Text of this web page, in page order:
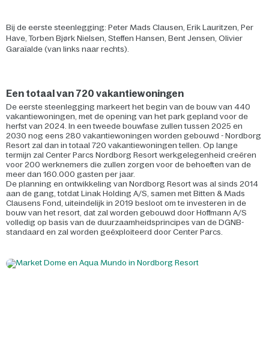
Bij de eerste steenlegging: Peter Mads Clausen, Erik Lauritzen, Per
Have, Torben Bjørk Nielsen, Steffen Hansen, Bent Jensen, Olivier
Garaïalde (van links naar rechts).
Een totaal van 720 vakantiewoningen
De eerste steenlegging markeert het begin van de bouw van 440
vakantiewoningen, met de opening van het park gepland voor de
herfst van 2024. In een tweede bouwfase zullen tussen 2025 en
2030 nog eens 280 vakantiewoningen worden gebouwd - Nordborg
Resort zal dan in totaal 720 vakantiewoningen tellen. Op lange
termijn zal Center Parcs Nordborg Resort werkgelegenheid creëren
voor 200 werknemers die zullen zorgen voor de behoeften van de
meer dan 160.000 gasten per jaar.
De planning en ontwikkeling van Nordborg Resort was al sinds 2014
aan de gang, totdat Linak Holding A/S, samen met Bitten & Mads
Clausens Fond, uiteindelijk in 2019 besloot om te investeren in de
bouw van het resort, dat zal worden gebouwd door Hoffmann A/S
volledig op basis van de duurzaamheidsprincipes van de DGNB-
standaard en zal worden geëxploiteerd door Center Parcs.